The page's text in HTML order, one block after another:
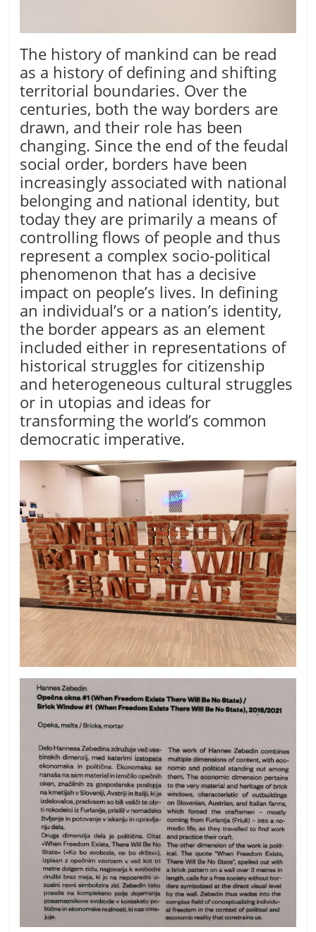
The history of mankind can be read
as a history of defining and shifting
territorial boundaries. Over the
centuries, both the way borders are
drawn, and their role has been
changing. Since the end of the feudal
social order, borders have been
increasingly associated with national
belonging and national identity, but
today they are primarily a means of
controlling flows of people and thus
represent a complex socio-political
phenomenon that has a decisive
impact on people’s lives. In defining
an individual’s or a nation’s identity,
the border appears as an element
included either in representations of
historical struggles for citizenship
and heterogeneous cultural struggles
or in utopias and ideas for
transforming the world’s common
democratic imperative.